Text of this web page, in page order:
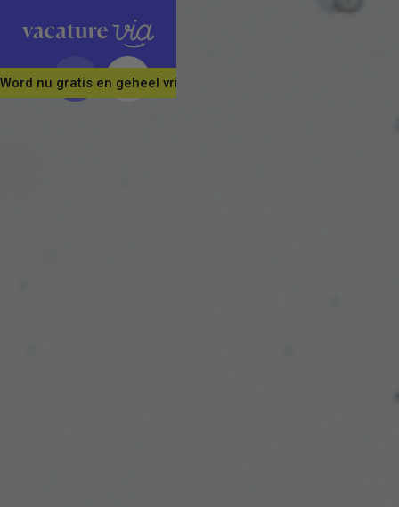
Word nu gratis en geheel vrijblijvend lid van ons Vacature Via